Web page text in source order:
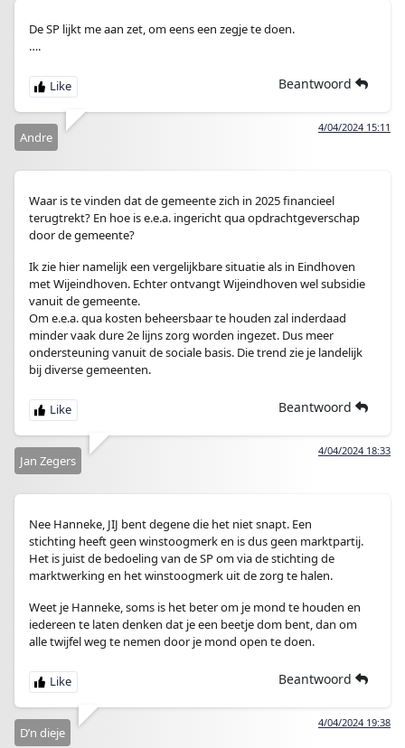
De SP lijkt me aan zet, om eens een zegje te doen.
….
Beantwoord
4/04/2024 15:11
Andre
Waar is te vinden dat de gemeente zich in 2025 financieel
terugtrekt? En hoe is e.e.a. ingericht qua opdrachtgeverschap
door de gemeente?
Ik zie hier namelijk een vergelijkbare situatie als in Eindhoven
met Wijeindhoven. Echter ontvangt Wijeindhoven wel subsidie
vanuit de gemeente.
Om e.e.a. qua kosten beheersbaar te houden zal inderdaad
minder vaak dure 2e lijns zorg worden ingezet. Dus meer
ondersteuning vanuit de sociale basis. Die trend zie je landelijk
bij diverse gemeenten.
Beantwoord
4/04/2024 18:33
Jan Zegers
Nee Hanneke, JIJ bent degene die het niet snapt. Een
stichting heeft geen winstoogmerk en is dus geen marktpartij.
Het is juist de bedoeling van de SP om via de stichting de
marktwerking en het winstoogmerk uit de zorg te halen.
Weet je Hanneke, soms is het beter om je mond te houden en
iedereen te laten denken dat je een beetje dom bent, dan om
alle twijfel weg te nemen door je mond open te doen.
Beantwoord
4/04/2024 19:38
D’n dieje